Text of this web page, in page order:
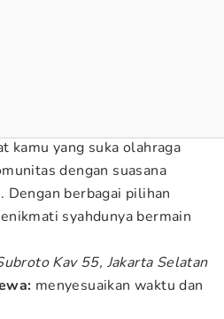
kamu yang suka olahraga
dengan suasana
Dengan berbagai pilihan
syahdunya bermain
Kav 55, Jakarta Selatan
menyesuaikan waktu dan